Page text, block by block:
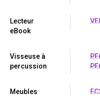
Lecteur
eBook
Visseuse à
percussion
Meubles